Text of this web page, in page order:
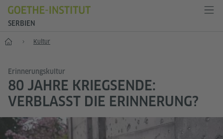
SERBIEN
Start Kultur
Erinnerungskultur
80 JAHRE KRIEGSENDE:
VERBLASST DIE ERINNERUNG?